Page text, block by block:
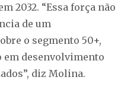
2032. “Essa força não
de um
o segmento 50+,
desenvolvimento
diz Molina.